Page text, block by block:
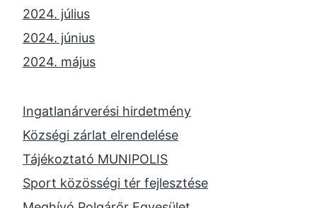
2024. július
2024. június
2024. május
2023. november
2023. október
2023. szeptember
2023. június
Ingatlanárverési hirdetmény
Községi zárlat elrendelése
Tájékoztató MUNIPOLIS
Sport közösségi tér fejlesztése